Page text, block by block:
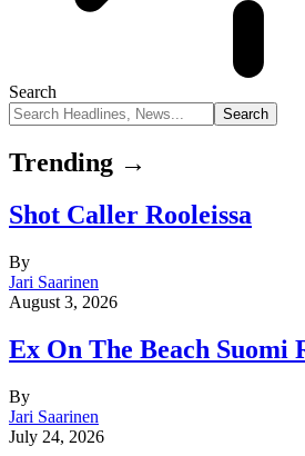
Search
Trending →
Shot Caller Rooleissa
By
Jari Saarinen
August 3, 2026
Ex On The Beach Suomi
By
Jari Saarinen
July 24, 2026